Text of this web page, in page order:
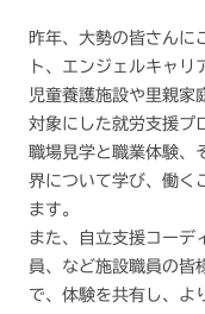
昨年、大勢の皆さんに
ト、エンジェルキャリ
児童養護施設や里親家
対象にした就労支援プ
職場見学と職業体験、
界について学び、働く
ます。
また、自立支援コーデ
員、など施設職員の皆
で、体験を共有し、よ